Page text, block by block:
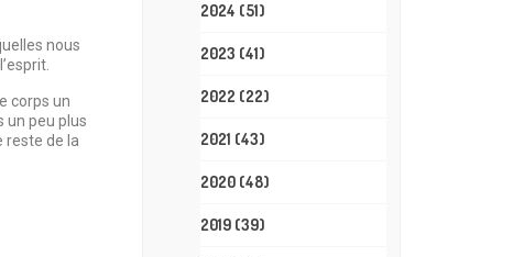
nous
corps un
un peu plus
reste de la
2024 (51)
2023 (41)
2022 (22)
2021 (43)
2020 (48)
2019 (39)